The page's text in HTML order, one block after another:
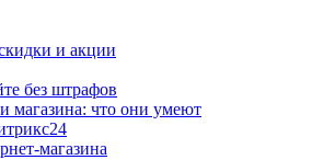
и акции
без штрафов
магазина: что они умеют
магазина